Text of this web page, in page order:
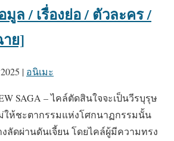
มูล / เรื่องย่อ / ตัวละคร /
ย]
| อนิเมะ
SAGA – ไคล์ตัดสินใจจะเป็นวีรบุรุษ
ให้ชะตากรรมแห่งโศกนาฏกรรมนั้น
ลัดผ่านดันเจี้ยน โดยไคล์ผู้มีความทรง